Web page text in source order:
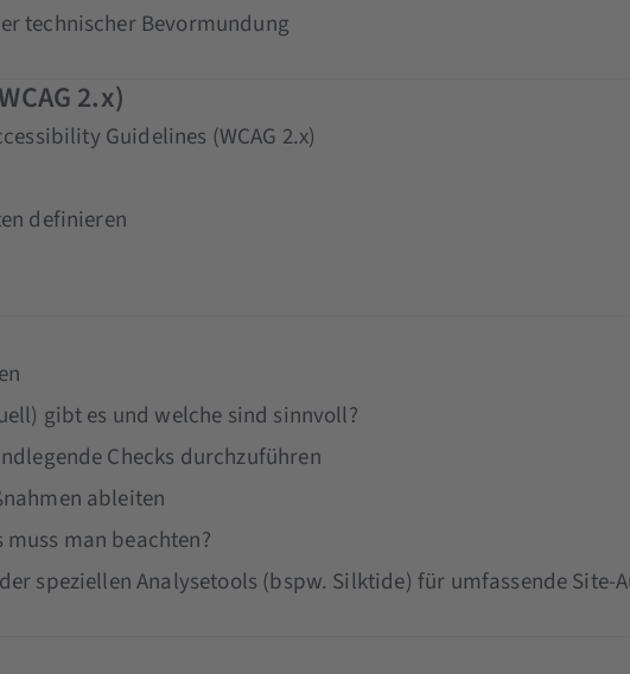
technischer Bevormundung
2.x)
Guidelines (WCAG 2.x)
definieren
gibt es und welche sind sinnvoll?
Checks durchzuführen
ableiten
man beachten?
speziellen Analysetools (bspw. Silktide) für umfassende Site-